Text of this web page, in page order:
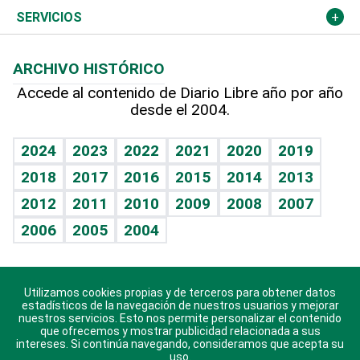
Resto del mundo
Economía personal
Podcast Arte Libre
Hablando con el pediatra
Vida y familia
Eñe
Celebrando la vida
Sin complejos
En pocas palabras
Escuchando al corazón
Economía Personal
Más deportes
Línea de hit
TBT Deportivo
Columnistas
Más firmas
Cambio climático
Opinión
Hecho en casa
Guía del dinero
SERVICIOS
Cumpleaños
Horóscopos
Crucigramas
ARCHIVO HISTÓRICO
Accede al contenido de Diario Libre año por año
desde el 2004.
2024 2023 2022 2021 2020
2019
2018
2017 2016 2015 2014
2013
2012
2011 2010 2009 2008
2007
2006
2005 2004
Descarga nuestras aplicaciones para Android, iOS y
sistema Huawei.
Utilizamos cookies propias y de terceros para obtener datos
estadísticos de la navegación de nuestros usuarios y mejorar
nuestros servicios. Esto nos permite personalizar el contenido
que ofrecemos y mostrar publicidad relacionada a sus
intereses. Si continúa navegando, consideramos que acepta su
uso.